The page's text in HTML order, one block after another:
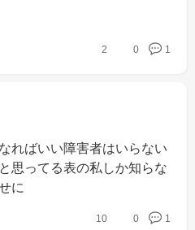
2 0 1
ればいい障害者はいらない
思ってる表の私しか知らな
に
10 0 1